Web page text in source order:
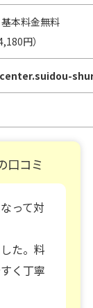
本料金無料
円）
口コミ
って対
た。料
く丁寧